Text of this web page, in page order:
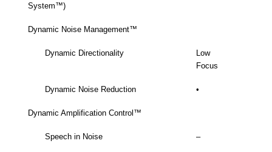
System™)
Dynamic Noise Management™
Dynamic Directionality
Low
Focus
Dynamic Noise Reduction •
Dynamic Amplification Control™
Speech in Noise –